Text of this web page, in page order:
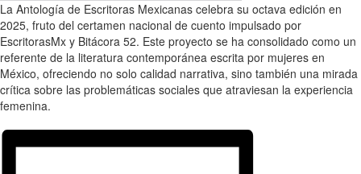
La Antología de Escritoras Mexicanas celebra su octava edición en
2025, fruto del certamen nacional de cuento impulsado por
EscritorasMx y Bitácora 52. Este proyecto se ha consolidado como un
referente de la literatura contemporánea escrita por mujeres en
México, ofreciendo no solo calidad narrativa, sino también una mirada
crítica sobre las problemáticas sociales que atraviesan la experiencia
femenina.